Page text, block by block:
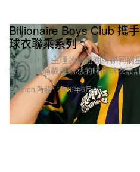
Fashion 時裝
Billionaire Boys Club 攜
球衣聯乘系列
由 Pharrell 主理的街頭潮牌聯同摘
故事化成滿載運動感的時尚球衣設
2026年6月4日